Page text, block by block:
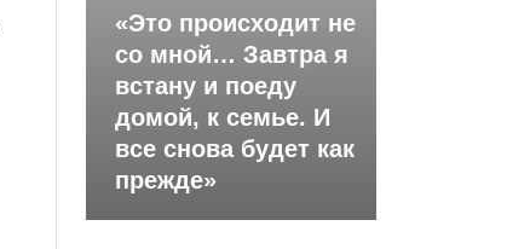
«Это происходит не
со мной… Завтра я
встану и поеду
домой, к семье. И
все снова будет как
прежде»